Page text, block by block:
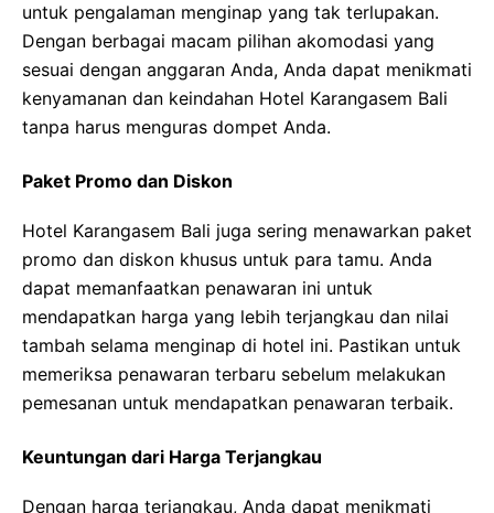
untuk pengalaman menginap yang tak terlupakan.
Dengan berbagai macam pilihan akomodasi yang
sesuai dengan anggaran Anda, Anda dapat menikmati
kenyamanan dan keindahan Hotel Karangasem Bali
tanpa harus menguras dompet Anda.
Paket Promo dan Diskon
Hotel Karangasem Bali juga sering menawarkan paket
promo dan diskon khusus untuk para tamu. Anda
dapat memanfaatkan penawaran ini untuk
mendapatkan harga yang lebih terjangkau dan nilai
tambah selama menginap di hotel ini. Pastikan untuk
memeriksa penawaran terbaru sebelum melakukan
pemesanan untuk mendapatkan penawaran terbaik.
Keuntungan dari Harga Terjangkau
Dengan harga terjangkau, Anda dapat menikmati